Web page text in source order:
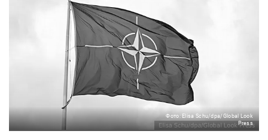
Фото: Elisa Schu/dpa/Global Look
Press